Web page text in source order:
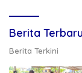
Berita Terbaru
Berita Terkini